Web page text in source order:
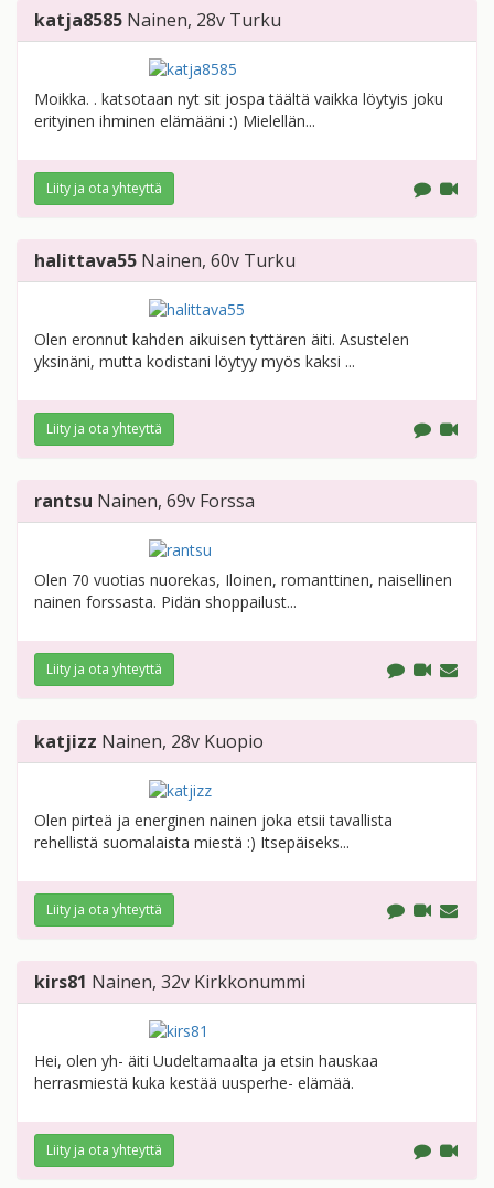
katja8585 Nainen, 28v Turku
Moikka. . katsotaan nyt sit jospa täältä vaikka löytyis joku
erityinen ihminen elämääni :) Mielellän...
Liity ja ota yhteyttä
halittava55 Nainen, 60v Turku
Olen eronnut kahden aikuisen tyttären äiti. Asustelen
yksinäni, mutta kodistani löytyy myös kaksi ...
Liity ja ota yhteyttä
rantsu Nainen, 69v Forssa
Olen 70 vuotias nuorekas, Iloinen, romanttinen, naisellinen
nainen forssasta. Pidän shoppailust...
Liity ja ota yhteyttä
katjizz Nainen, 28v Kuopio
Olen pirteä ja energinen nainen joka etsii tavallista
rehellistä suomalaista miestä :) Itsepäiseks...
Liity ja ota yhteyttä
kirs81 Nainen, 32v Kirkkonummi
Hei, olen yh- äiti Uudeltamaalta ja etsin hauskaa
herrasmiestä kuka kestää uusperhe- elämää.
Liity ja ota yhteyttä